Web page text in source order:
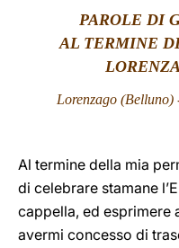
PAROLE DI
AL TERMINE
Lorenzago (Belluno)
Al termine della mia
di celebrare stamane
cappella, ed esprimere
avermi concesso di